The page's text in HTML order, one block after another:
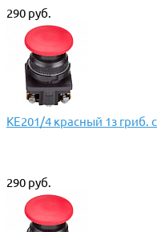
290 руб.
КЕ201/4 красный 1з гриб.
290 руб.